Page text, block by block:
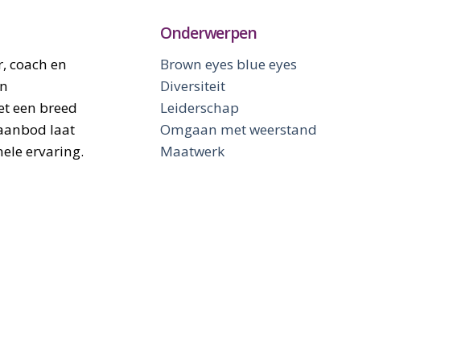
coach en
een breed
laat
ervaring.
Onderwerpen
Brown eyes blue eyes
Diversiteit
Leiderschap
Omgaan met weerstand
Maatwerk